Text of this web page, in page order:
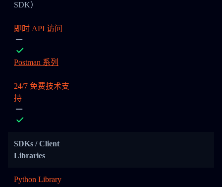
SDK）
即时 API 访问
Postman 系列
24/7 免费技术支
持
SDKs / Client
Libraries
Python Library